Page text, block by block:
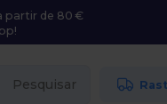
partir de 80 €
Pesquisar